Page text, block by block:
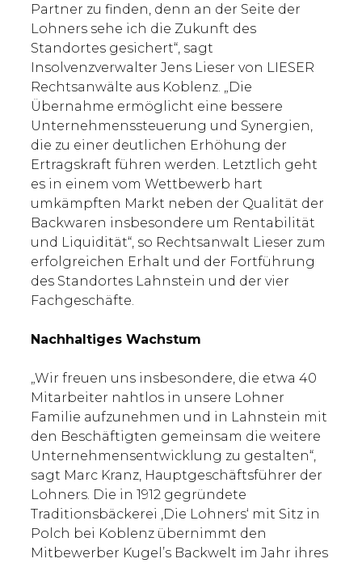
Partner zu finden, denn an der Seite der
Lohners sehe ich die Zukunft des
Standortes gesichert“, sagt
Insolvenzverwalter Jens Lieser von LIESER
Rechtsanwälte aus Koblenz. „Die
Übernahme ermöglicht eine bessere
Unternehmenssteuerung und Synergien,
die zu einer deutlichen Erhöhung der
Ertragskraft führen werden. Letztlich geht
es in einem vom Wettbewerb hart
umkämpften Markt neben der Qualität der
Backwaren insbesondere um Rentabilität
und Liquidität“, so Rechtsanwalt Lieser zum
erfolgreichen Erhalt und der Fortführung
des Standortes Lahnstein und der vier
Fachgeschäfte.
Nachhaltiges Wachstum
„Wir freuen uns insbesondere, die etwa 40
Mitarbeiter nahtlos in unsere Lohner
Familie aufzunehmen und in Lahnstein mit
den Beschäftigten gemeinsam die weitere
Unternehmensentwicklung zu gestalten“,
sagt Marc Kranz, Hauptgeschäftsführer der
Lohners. Die in 1912 gegründete
Traditionsbäckerei ‚Die Lohners‘ mit Sitz in
Polch bei Koblenz übernimmt den
Mitbewerber Kugel’s Backwelt im Jahr ihres